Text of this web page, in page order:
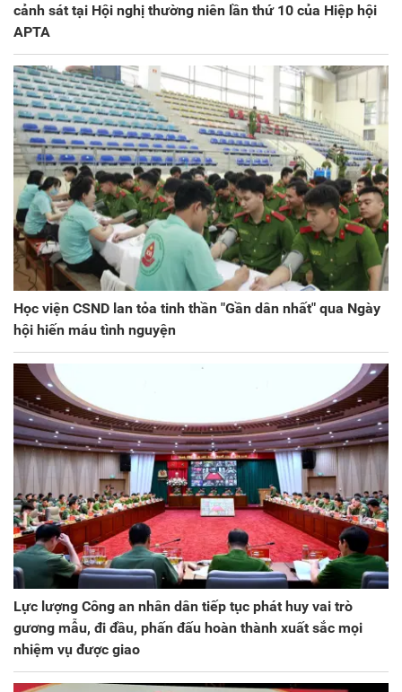
cảnh sát tại Hội nghị thường niên lần thứ 10 của Hiệp hội
APTA
Học viện CSND lan tỏa tinh thần "Gần dân nhất" qua Ngày
hội hiến máu tình nguyện
Lực lượng Công an nhân dân tiếp tục phát huy vai trò
gương mẫu, đi đầu, phấn đấu hoàn thành xuất sắc mọi
nhiệm vụ được giao